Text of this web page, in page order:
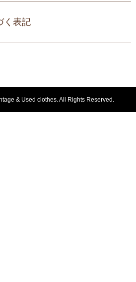
く表記
& Used clothes. All Rights Reserved.